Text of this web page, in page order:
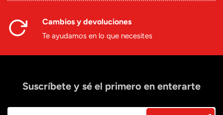
Cambios y devoluciones
Te ayudamos en lo que necesites
Suscríbete y sé el primero en enterarte